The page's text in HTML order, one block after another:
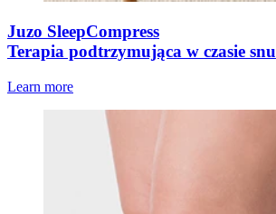
Juzo SleepCompress
Terapia podtrzymująca w czasie snu
Learn more